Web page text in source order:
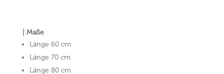
| Maße
Länge 60 cm
Länge 70 cm
Länge 80 cm